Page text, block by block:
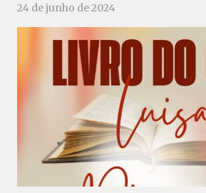
24 de junho de 2024